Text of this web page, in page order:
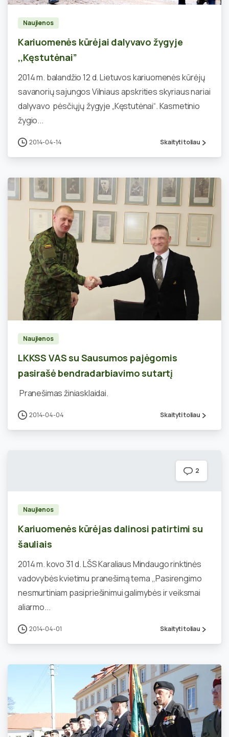
Naujienos
Kariuomenės kūrėjai dalyvavo žygyje
,,Kęstutėnai”
2014 m. balandžio 12 d. Lietuvos kariuomenės kūrėjų
savanorių sajungos Vilniaus apskrities skyriaus nariai
dalyvavo pėsčiųjų žygyje „Kęstutėnai“. Kasmetinio
žygio...
2014-04-14 Skaityti toliau
2
Naujienos
LKKSS VAS su Sausumos pajėgomis
pasirašė bendradarbiavimo sutartį
Pranešimas žiniasklaidai.
2014-04-04 Skaityti toliau
2
Naujienos
Kariuomenės kūrėjas dalinosi patirtimi su
šauliais
2014 m. kovo 31 d. LŠS Karaliaus Mindaugo rinktinės
vadovybės kvietimu pranešimą tema ,,Pasirengimo
nesmurtiniam pasipriešinimui galimybės ir veiksmai
aliarmo...
2014-04-01 Skaityti toliau